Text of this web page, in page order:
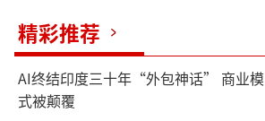
精彩推荐
AI终结印度三十年“外包神话” 商业模
式被颠覆